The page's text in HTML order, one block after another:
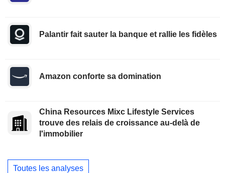
Palantir fait sauter la banque et rallie les fidèles
Amazon conforte sa domination
China Resources Mixc Lifestyle Services
trouve des relais de croissance au-delà de
l'immobilier
Toutes les analyses